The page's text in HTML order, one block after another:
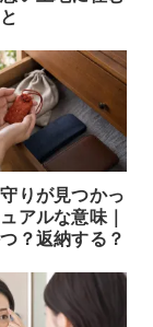
りが見つかっ
アルな意味｜
？返納する？